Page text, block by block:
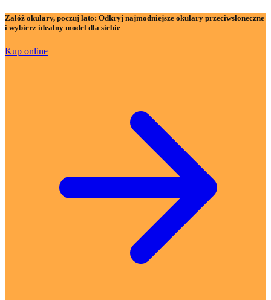
Załóż okulary, poczuj lato: Odkryj najmodniejsze okulary przeciwsłoneczne
i wybierz idealny model dla siebie
Kup online